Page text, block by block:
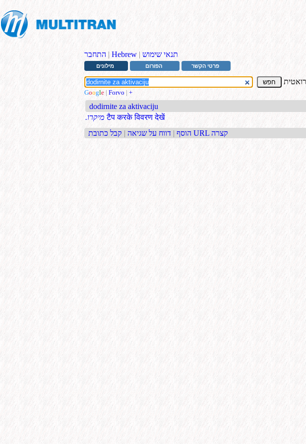
התחבר | Hebrew | תנאי שימוש
מילונים הפורום פרטי הקשר
Google | Forvo | +
dodirnite za aktivaciju
.מיקרו टैप करके विवरण देखें
הוסף | דווח על שגיאה | קבל כתובת URL קצרה